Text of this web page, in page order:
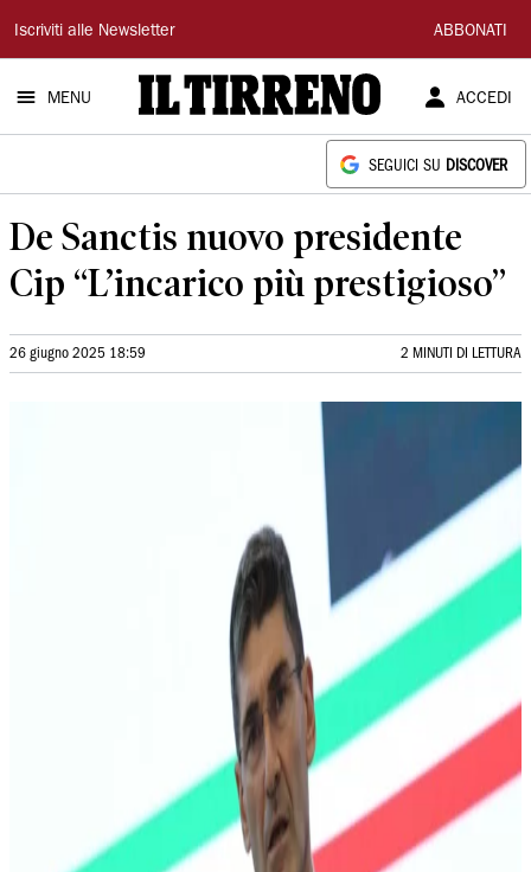
Il
Tirreno
Iscriviti alle Newsletter ABBONATI
MENU ACCEDI
SEGUICI SU DISCOVER
De Sanctis nuovo presidente
Cip “L’incarico più prestigioso”
26 giugno 2025 18:59 2 MINUTI DI LETTURA